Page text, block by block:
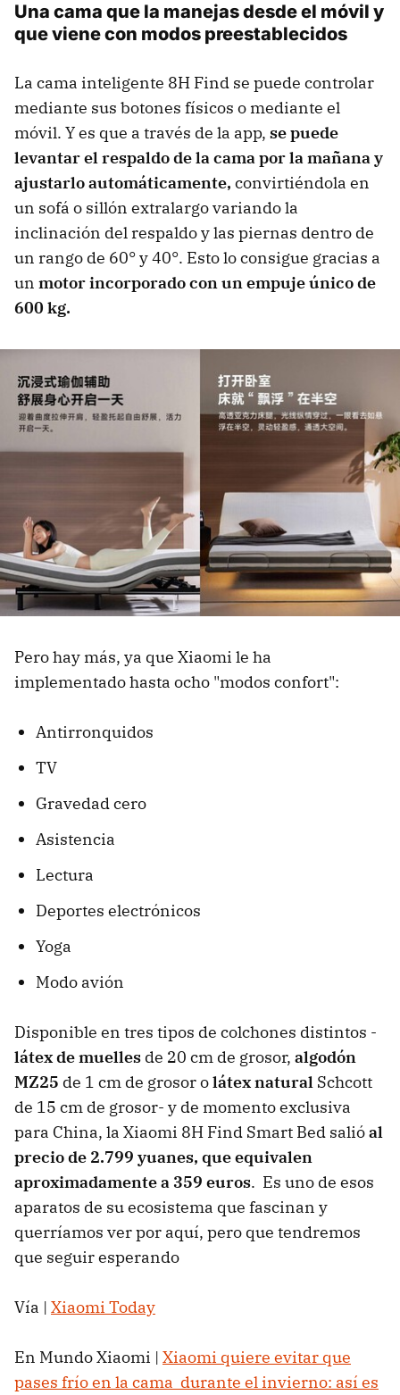
Una cama que la manejas desde el móvil y
que viene con modos preestablecidos
La cama inteligente 8H Find se puede controlar
mediante sus botones físicos o mediante el
móvil. Y es que a través de la app, se puede
levantar el respaldo de la cama por la mañana y
ajustarlo automáticamente, convirtiéndola en
un sofá o sillón extralargo variando la
inclinación del respaldo y las piernas dentro de
un rango de 60° y 40°. Esto lo consigue gracias a
un motor incorporado con un empuje único de
600 kg.
Pero hay más, ya que Xiaomi le ha
implementado hasta ocho "modos confort":
Antirronquidos
TV
Gravedad cero
Asistencia
Lectura
Deportes electrónicos
Yoga
Modo avión
Disponible en tres tipos de colchones distintos -
látex de muelles de 20 cm de grosor, algodón
MZ25 de 1 cm de grosor olátex natural Schcott
de 15 cm de grosor- y de momento exclusiva
para China, la Xiaomi 8H Find Smart Bed salióal
precio de 2.799 yuanes, que equivalen
aproximadamente a 359 euros. Es uno de esos
aparatos de su ecosistema que fascinan y
querríamos ver por aquí, pero que tendremos
que seguir esperando
Vía | Xiaomi Today
En Mundo Xiaomi | Xiaomi quiere evitar que
pases frío en la cama durante el invierno: así es